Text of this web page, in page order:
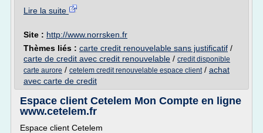
Lire la suite
Site : http://www.norrsken.fr
Thèmes liés : carte credit renouvelable sans justificatif /
carte de credit avec credit renouvelable / credit disponible
carte aurore / cetelem credit renouvelable espace client/ achat
avec carte de credit
Espace client Cetelem Mon Compte en ligne
www.cetelem.fr
Espace client Cetelem